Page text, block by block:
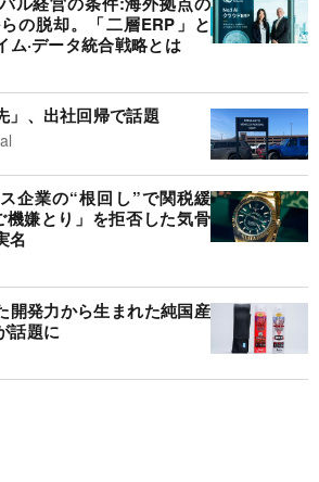
の脱却。「二層ERP」と
·データ統合戦略とは
」、出社回帰で話題
企業の“根回し”で関税緩
嫌とり」を拒否した気骨
名
開発力から生まれた純国産
話題に